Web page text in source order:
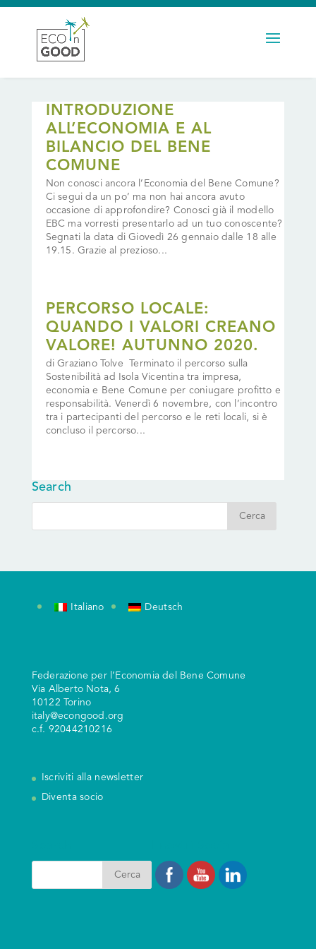
INTRODUZIONE
ALL’ECONOMIA E AL
BILANCIO DEL BENE
COMUNE
Non conosci ancora l’Economia del Bene Comune?
Ci segui da un po’ ma non hai ancora avuto
occasione di approfondire? Conosci già il modello
EBC ma vorresti presentarlo ad un tuo conoscente?
Segnati la data di Giovedì 26 gennaio dalle 18 alle
19.15. Grazie al prezioso...
PERCORSO LOCALE:
QUANDO I VALORI CREANO
VALORE! AUTUNNO 2020.
di Graziano Tolve Terminato il percorso sulla
Sostenibilità ad Isola Vicentina tra impresa,
economia e Bene Comune per coniugare profitto e
responsabilità. Venerdì 6 novembre, con l’incontro
tra i partecipanti del percorso e le reti locali, si è
concluso il percorso...
Search
Italiano Deutsch
Federazione per l’Economia del Bene Comune
Via Alberto Nota, 6
10122 Torino
italy@econgood.org
c.f. 92044210216
Iscriviti alla newsletter
Diventa socio